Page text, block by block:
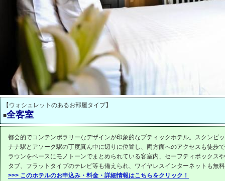
【ウォシュレットのあるお部屋タイプ】
■全客室
都会的でコンテンポラリーなデザインが印象的なブティックホテル。スクンビ
ナナ駅とアソーク駅の丁度真ん中に辺りに位置し、両方面へのアクセスも徒歩
ラウンをベースにモノトーンでまとめられている客室内、セーフティボックス
タブ、フラットタイプのテレビ等も備えられ、ワイヤレスインターネットも無
>>> このホテルのお申込み・料金・詳細情報はこちらをクリック！